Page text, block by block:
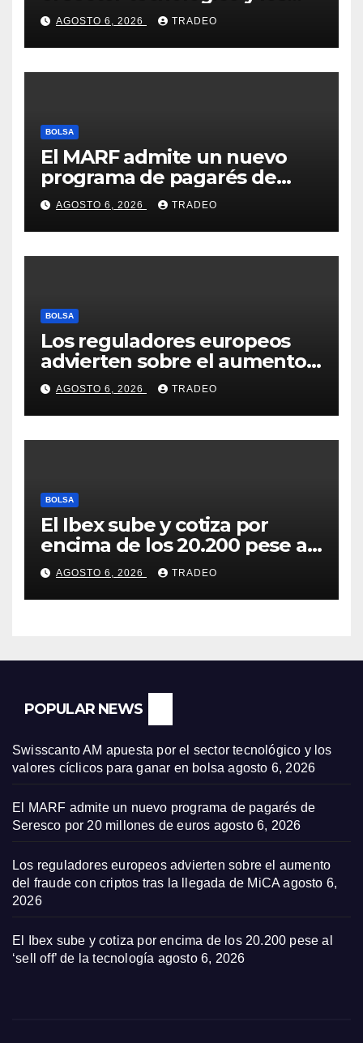
valores cíclicos para ganar en
bolsa
AGOSTO 6, 2026 TRADEO
BOLSA
El MARF admite un nuevo
programa de pagarés de
Seresco por 20 millones de
euros
AGOSTO 6, 2026 TRADEO
BOLSA
Los reguladores europeos
advierten sobre el aumento
del fraude con criptos tras la
llegada de MiCA
AGOSTO 6, 2026 TRADEO
BOLSA
El Ibex sube y cotiza por
encima de los 20.200 pese al
‘sell off’ de la tecnología
AGOSTO 6, 2026 TRADEO
POPULAR NEWS
Swisscanto AM apuesta por el sector tecnológico y los
valores cíclicos para ganar en bolsa agosto 6, 2026
El MARF admite un nuevo programa de pagarés de
Seresco por 20 millones de euros agosto 6, 2026
Los reguladores europeos advierten sobre el aumento
del fraude con criptos tras la llegada de MiCA agosto 6,
2026
El Ibex sube y cotiza por encima de los 20.200 pese al
‘sell off’ de la tecnología agosto 6, 2026